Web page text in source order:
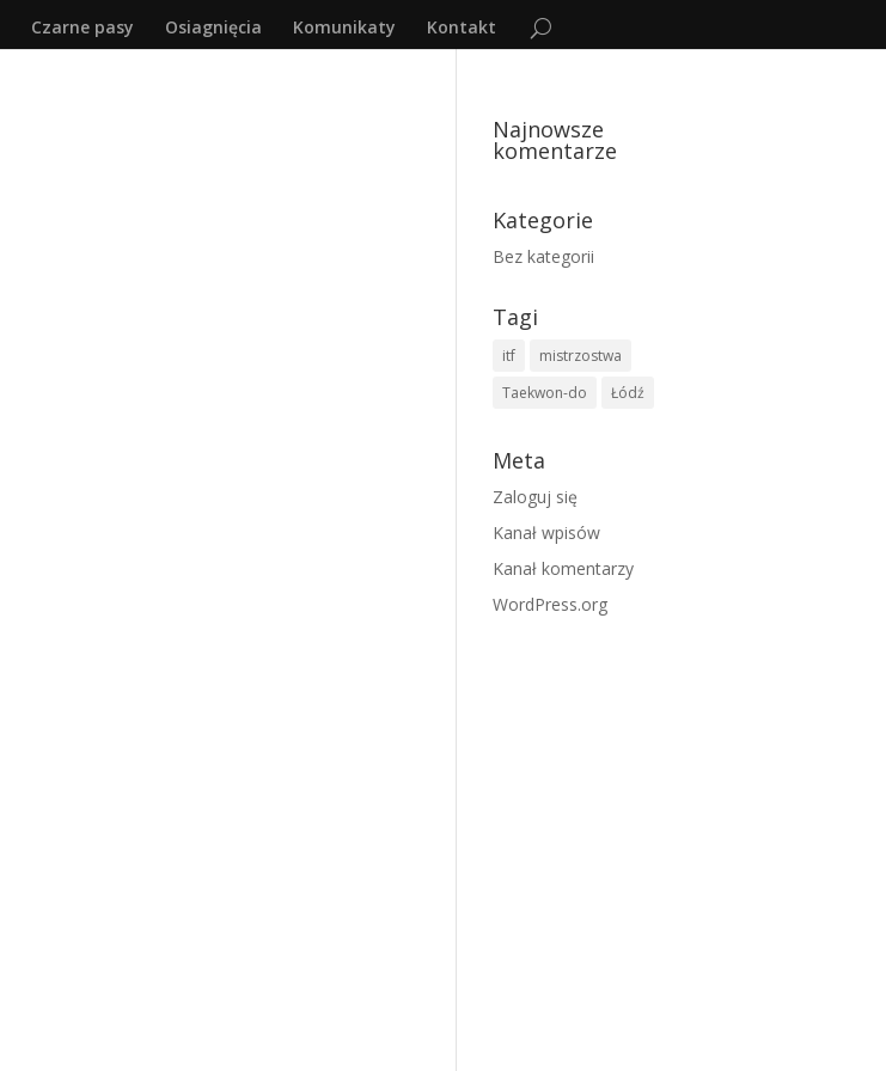
Czarne pasy Osiagnięcia Komunikaty Kontakt
Najnowsze
komentarze
Kategorie
Bez kategorii
Tagi
itf
mistrzostwa
Taekwon-do
Łódź
Meta
Zaloguj się
Kanał wpisów
Kanał komentarzy
WordPress.org